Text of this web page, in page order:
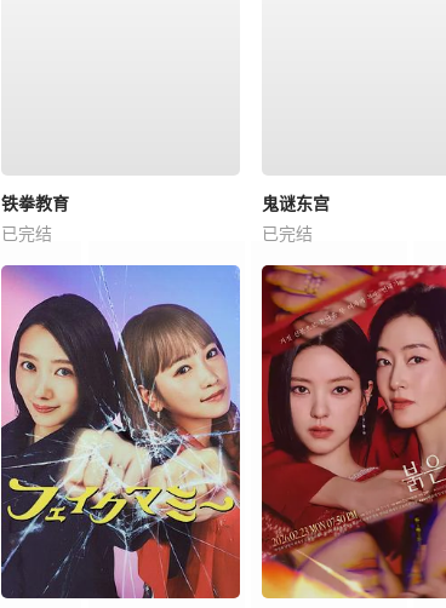
铁拳教育
已完结
鬼谜东宫
已完结